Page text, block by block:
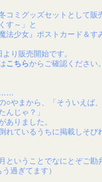
コミグッズセットとして
す～」と
法少女』ポストカード＆す
り販売開始です。
こちらからご確認ください
……
○やまから、「そういえば
んじゃ？」
ありました。
れているうちに掲載しそび
ということでなにとぞご
過ぎてます）